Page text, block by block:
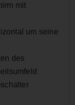
mit
um seine
des